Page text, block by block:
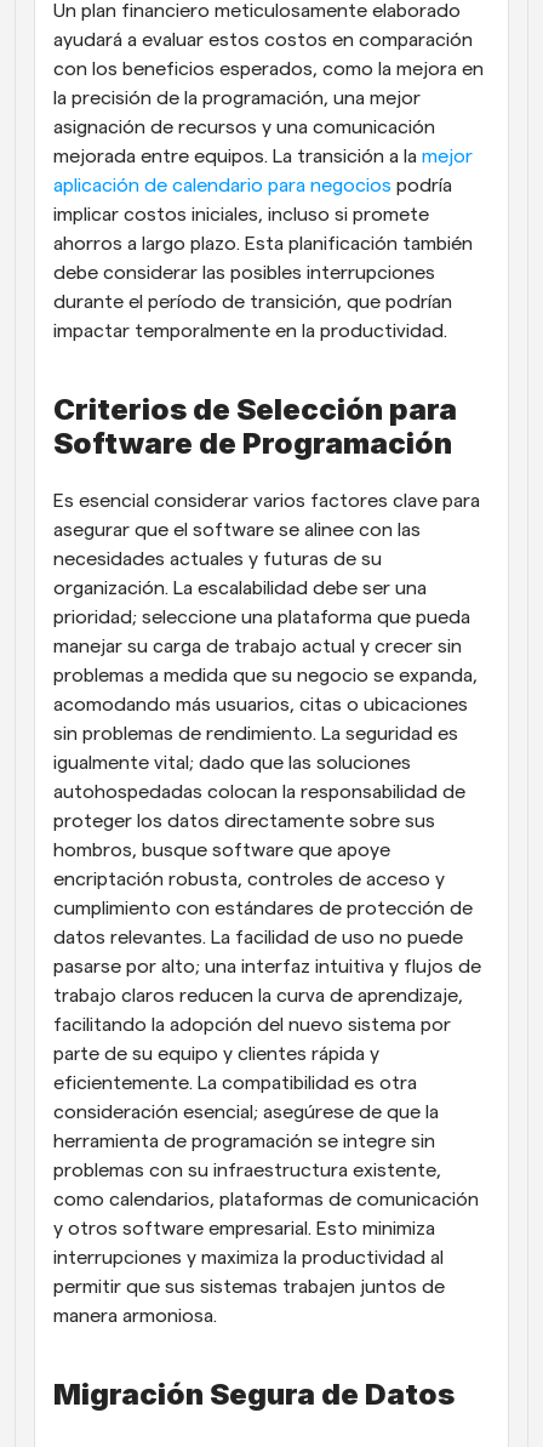
Un plan financiero meticulosamente elaborado
ayudará a evaluar estos costos en comparación
con los beneficios esperados, como la mejora en
la precisión de la programación, una mejor
asignación de recursos y una comunicación
mejorada entre equipos. La transición a la mejor
aplicación de calendario para negocios podría
implicar costos iniciales, incluso si promete
ahorros a largo plazo. Esta planificación también
debe considerar las posibles interrupciones
durante el período de transición, que podrían
impactar temporalmente en la productividad.
Criterios de Selección para
Software de Programación
Es esencial considerar varios factores clave para
asegurar que el software se alinee con las
necesidades actuales y futuras de su
organización. La escalabilidad debe ser una
prioridad; seleccione una plataforma que pueda
manejar su carga de trabajo actual y crecer sin
problemas a medida que su negocio se expanda,
acomodando más usuarios, citas o ubicaciones
sin problemas de rendimiento. La seguridad es
igualmente vital; dado que las soluciones
autohospedadas colocan la responsabilidad de
proteger los datos directamente sobre sus
hombros, busque software que apoye
encriptación robusta, controles de acceso y
cumplimiento con estándares de protección de
datos relevantes. La facilidad de uso no puede
pasarse por alto; una interfaz intuitiva y flujos de
trabajo claros reducen la curva de aprendizaje,
facilitando la adopción del nuevo sistema por
parte de su equipo y clientes rápida y
eficientemente. La compatibilidad es otra
consideración esencial; asegúrese de que la
herramienta de programación se integre sin
problemas con su infraestructura existente,
como calendarios, plataformas de comunicación
y otros software empresarial. Esto minimiza
interrupciones y maximiza la productividad al
permitir que sus sistemas trabajen juntos de
manera armoniosa.
Migración Segura de Datos